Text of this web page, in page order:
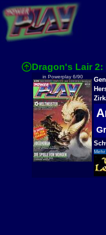
Dragon's Lair
in Powerplay 6/90